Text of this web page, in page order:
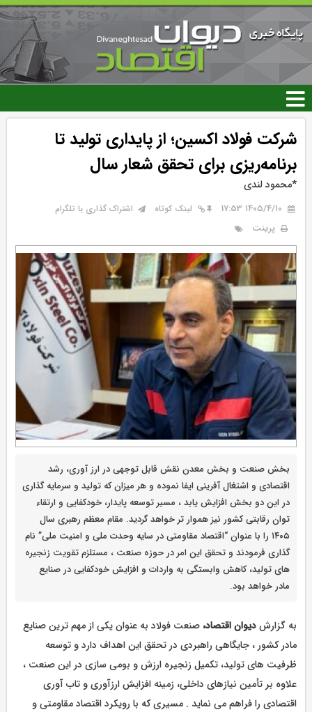
رفتن
محتوای
اصلی
شرکت فولاد اکسین؛ از پایداری تولید تا
برنامه‌ریزی برای تحقق شعار سال
*محمود لندی
۱۴۰۵/۴/۱۰ 17:53 لینک کوتاه اشتراک گذاری با تلگرام
پرینت
بخش صنعت و بخش معدن نقش قابل‌ توجهی در ارز آوری، رشد
اقتصادی و اشتغال‌ آفرینی ایفا نموده و هر میزان که تولید و سرمایه‌ گذاری
در این دو بخش افزایش یابد ، مسیر توسعه پایدار، خودکفایی و ارتقاء
توان رقابتی کشور نیز هموار تر خواهد گردید. مقام معظم رهبری سال
۱۴۰۵ را با عنوان “اقتصاد مقاومتی در سایه وحدت ملی و امنیت ملی” نام‌
گذاری فرمودند و تحقق این امر در حوزه صنعت ، مستلزم تقویت زنجیره‌
های تولید، کاهش وابستگی به واردات و افزایش خودکفایی در صنایع
مادر خواهد بود.
به گزارشدیوان اقتصاد، صنعت فولاد به‌ عنوان یکی از مهم‌ ترین صنایع
مادر کشور ، جایگاهی راهبردی در تحقق این اهداف دارد و توسعه
ظرفیت‌ های تولید، تکمیل زنجیره ارزش و بومی‌ سازی در این صنعت ،
علاوه بر تأمین نیازهای داخلی، زمینه افزایش ارزآوری و تاب‌ آوری
اقتصادی را فراهم می نماید . مسیری که با رویکرد اقتصاد مقاومتی و